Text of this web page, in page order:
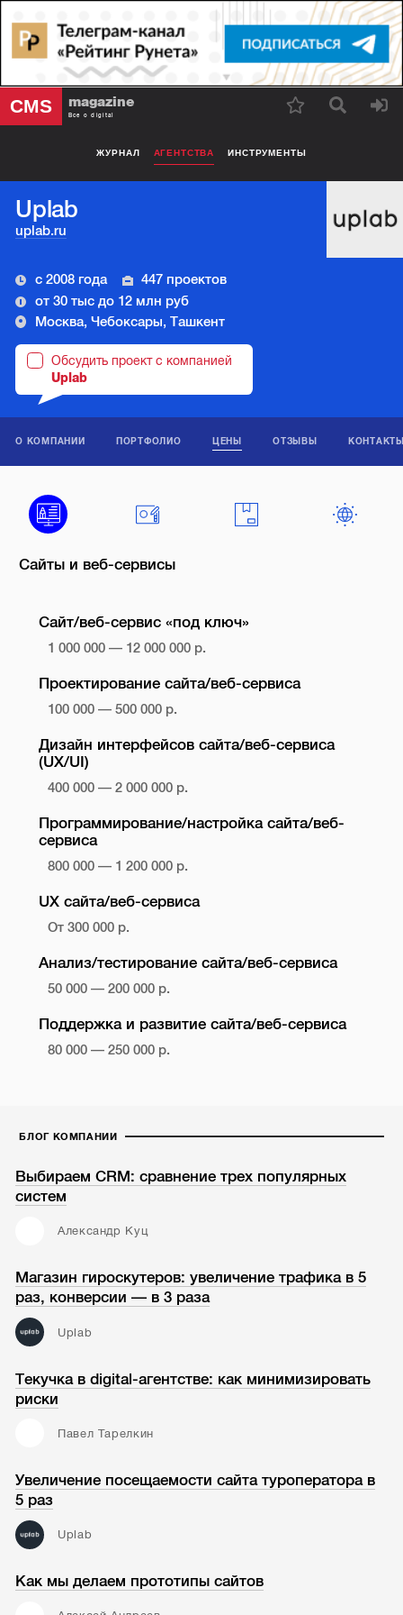
CMS magazine
Все о digital
ЖУРНАЛ АГЕНТСТВА ИНСТРУМЕНТЫ
Uplab
uplab.ru
с 2008 года
447 проектов
от 30 тыс до 12 млн руб
Москва, Чебоксары, Ташкент
Обсудить проект с компанией
Uplab
О КОМПАНИИ ПОРТФОЛИО ЦЕНЫ ОТЗЫВЫ
Сайты и веб-сервисы
Сайт/веб-сервис «под ключ»
1 000 000 — 12 000 000 р.
Проектирование сайта/веб-сервиса
100 000 — 500 000 р.
Дизайн интерфейсов сайта/веб-сервиса
(UX/UI)
400 000 — 2 000 000 р.
Программирование/настройка сайта/веб-
сервиса
800 000 — 1 200 000 р.
UX сайта/веб-сервиса
От 300 000 р.
Анализ/тестирование сайта/веб-сервиса
50 000 — 200 000 р.
Поддержка и развитие сайта/веб-сервиса
80 000 — 250 000 р.
БЛОГ КОМПАНИИ
Выбираем CRM: сравнение трех популярных
систем
Александр Куц
Магазин гироскутеров: увеличение трафика в 5
раз, конверсии — в 3 раза
Uplab
Текучка в digital-агентстве: как минимизировать
риски
Павел Тарелкин
Увеличение посещаемости сайта туроператора в
5 раз
Uplab
Как мы делаем прототипы сайтов